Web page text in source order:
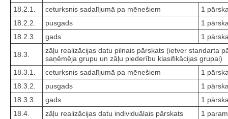
18.2.1.
ceturksnis sadalījumā pa mēnešiem
1
18.2.2.
pusgads
1
18.2.3.
gads 1
18.3.
zāļu realizācijas datu pilnais pārskats (ietver standarta
saņēmēja grupu un zāļu piederību klasifikācijas grupai)
18.3.1.
ceturksnis sadalījumā pa mēnešiem
1
18.3.2.
pusgads
1
18.3.3.
gads
1
18.4.
zāļu realizācijas datu individuālais pārskats 1